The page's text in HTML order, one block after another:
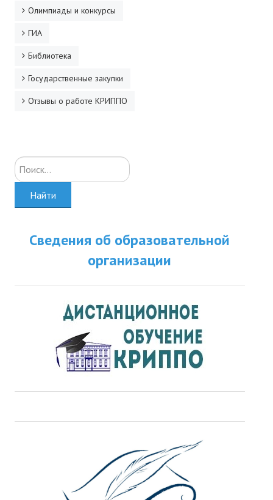
Олимпиады и конкурсы
ГИА
Библиотека
Государственные закупки
Отзывы о работе КРИППО
Искать...
Найти
Сведения об образовательной
организации